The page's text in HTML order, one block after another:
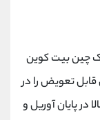
چین بیت کوین
تعویض را در
در پایان آوریل و
021-22021030
90001030